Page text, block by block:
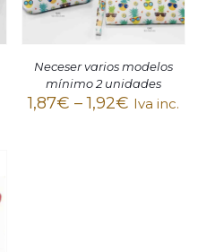
Neceser varios modelos
mínimo 2 unidades
1,87€ –1,92€ Iva inc.